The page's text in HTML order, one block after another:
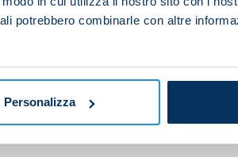
potrebbero combinarle con altre
Personalizza